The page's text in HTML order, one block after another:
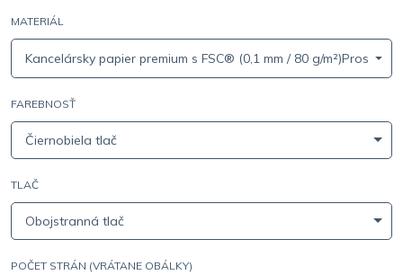
MATERIÁL
Kancelársky papier premium s FSC® (0,1 mm / 80 g/
FAREBNOSŤ
Čiernobiela tlač
TLAČ
Obojstranná tlač
POČET STRÁN (VRÁTANE OBÁLKY)